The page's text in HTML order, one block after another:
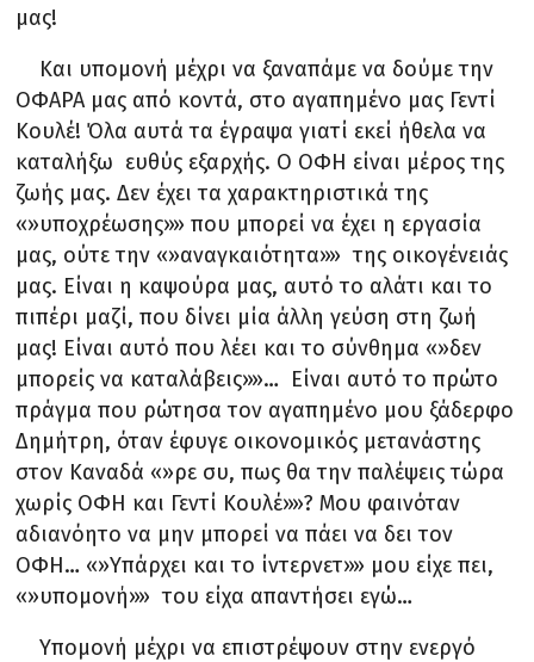
μας!
Και υπομονή μέχρι να ξαναπάμε να δούμε την
ΟΦΑΡΑ μας από κοντά, στο αγαπημένο μας Γεντί
Κουλέ! Όλα αυτά τα έγραψα γιατί εκεί ήθελα να
καταλήξω ευθύς εξαρχής. Ο ΟΦΗ είναι μέρος της
ζωής μας. Δεν έχει τα χαρακτηριστικά της
«»υποχρέωσης»» που μπορεί να έχει η εργασία
μας, ούτε την «»αναγκαιότητα»» της οικογένειάς
μας. Είναι η καψούρα μας, αυτό το αλάτι και το
πιπέρι μαζί, που δίνει μία άλλη γεύση στη ζωή
μας! Είναι αυτό που λέει και το σύνθημα «»δεν
μπορείς να καταλάβεις»»… Είναι αυτό το πρώτο
πράγμα που ρώτησα τον αγαπημένο μου ξάδερφο
Δημήτρη, όταν έφυγε οικονομικός μετανάστης
στον Καναδά «»ρε συ, πως θα την παλέψεις τώρα
χωρίς ΟΦΗ και Γεντί Κουλέ»»? Μου φαινόταν
αδιανόητο να μην μπορεί να πάει να δει τον
ΟΦΗ… «»Υπάρχει και το ίντερνετ»» μου είχε πει,
«»υπομονή»» του είχα απαντήσει εγώ…
Υπομονή μέχρι να επιστρέψουν στην ενεργό